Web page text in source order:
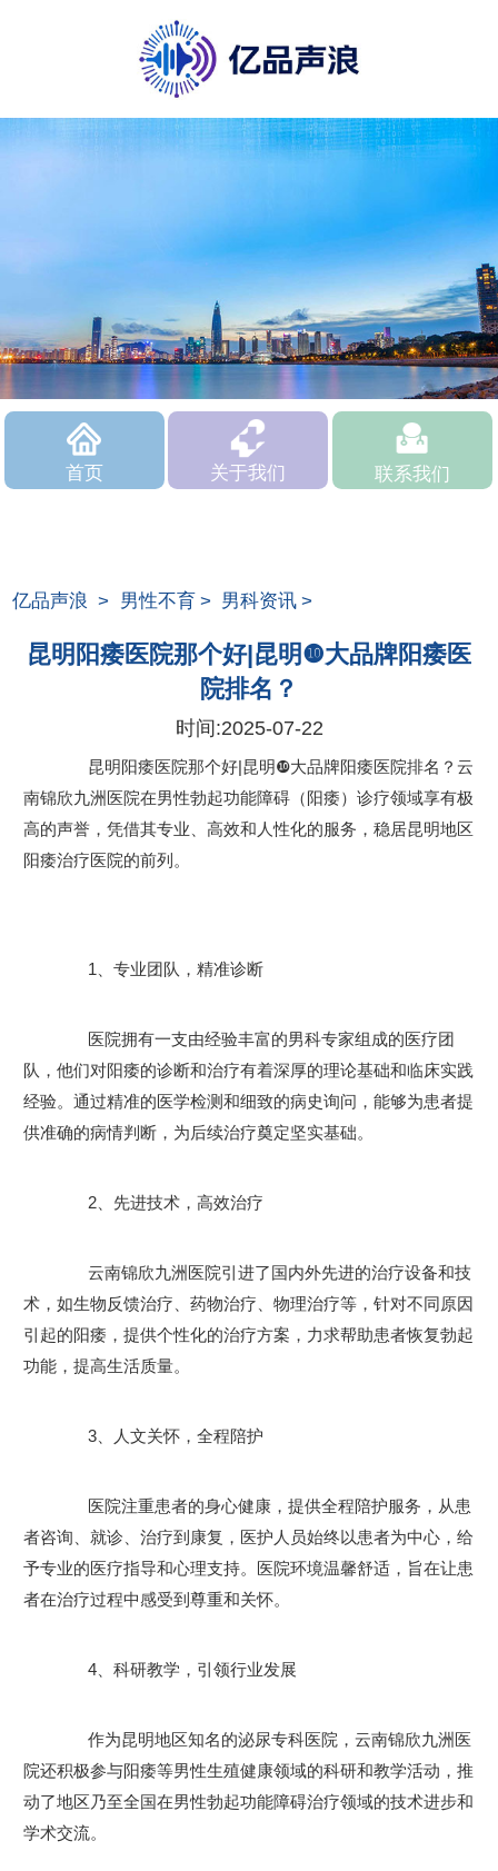
首页 关于我们 联系我们
亿品声浪 > 男性不育 > 男科资讯 >
昆明阳痿医院那个好|昆明❿大品牌阳痿医
院排名？
时间:2025-07-22
昆明阳痿医院那个好|昆明❿大品牌阳痿医院排名？云
南锦欣九洲医院在男性勃起功能障碍（阳痿）诊疗领域享有极
高的声誉，凭借其专业、高效和人性化的服务，稳居昆明地区
阳痿治疗医院的前列。
1、专业团队，精准诊断
医院拥有一支由经验丰富的男科专家组成的医疗团
队，他们对阳痿的诊断和治疗有着深厚的理论基础和临床实践
经验。通过精准的医学检测和细致的病史询问，能够为患者提
供准确的病情判断，为后续治疗奠定坚实基础。
2、先进技术，高效治疗
云南锦欣九洲医院引进了国内外先进的治疗设备和技
术，如生物反馈治疗、药物治疗、物理治疗等，针对不同原因
引起的阳痿，提供个性化的治疗方案，力求帮助患者恢复勃起
功能，提高生活质量。
3、人文关怀，全程陪护
医院注重患者的身心健康，提供全程陪护服务，从患
者咨询、就诊、治疗到康复，医护人员始终以患者为中心，给
予专业的医疗指导和心理支持。医院环境温馨舒适，旨在让患
者在治疗过程中感受到尊重和关怀。
4、科研教学，引领行业发展
作为昆明地区知名的泌尿专科医院，云南锦欣九洲医
院还积极参与阳痿等男性生殖健康领域的科研和教学活动，推
动了地区乃至全国在男性勃起功能障碍治疗领域的技术进步和
学术交流。